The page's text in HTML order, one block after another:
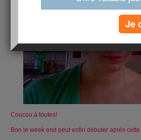
Coucou à toutes!
Bon le week end peut enfin débuter après
Je